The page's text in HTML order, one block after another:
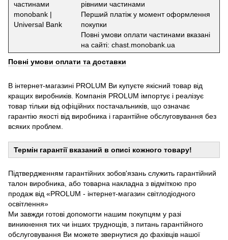
частинами
monobank |
Universal Bank
рівними частинами
Перший платіж у момент оформлення
покупки
Повні умови оплати частинами вказані
на сайті: chast.monobank.ua
Повні умови оплати та доставки
В інтернет-магазині PROLUM Ви купуєте якісний товар від
кращих виробників. Компанія PROLUM імпортує і реалізує
товар тільки від офіційних постачальників, що означає
гарантію якості від виробника і гарантійне обслуговування без
всяких проблем.
Термін гарантії вказаний в описі кожного товару!
Підтвердженням гарантійних зобов'язань служить гарантійний
талон виробника, або товарна накладна з відміткою про
продаж від «PROLUM - інтернет-магазин світлодіодного
освітлення»
Ми завжди готові допомогти нашим покупцям у разі
виникнення тих чи інших труднощів, з питань гарантійного
обслуговування Ви можете звернутися до фахівців нашої